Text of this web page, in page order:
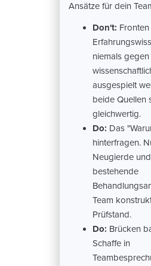
Ansätze für dein
Don't:
niemals gegen
ausgespielt
beide Quellen
gleichwertig.
Do: Das
hinterfragen.
Neugierde
bestehende
Team
Prüfstand.
Do: Brücken
Schaffe in